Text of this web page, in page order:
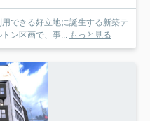
できる好立地に誕生する新築テ
ン区画で、事... もっと見る